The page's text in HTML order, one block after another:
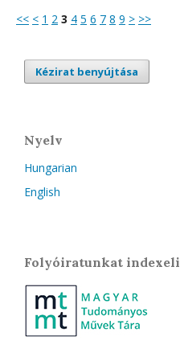
<< < 1 2 3 4 5 6 7 8 9 > >>
Kézirat benyújtása
Nyelv
Hungarian
English
Folyóiratunkat indexeli